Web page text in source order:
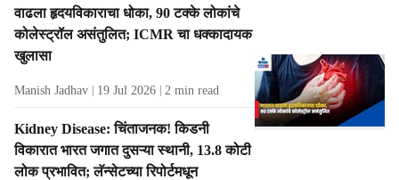
a
g
R
s
l
t
s
वाढला हृदयविकाराचा धोका, 90 टक्के लोकांचे
कोलेस्ट्रॉल असंतुलित; ICMR चा धक्कादायक
खुलासा
Manish Jadhav 19 Jul 2026 2 min read
Kidney Disease: चिंताजनक! किडनी
विकारात भारत जगात दुसऱ्या स्थानी, 13.8 कोटी
लोक प्रभावित; लॅन्सेटच्या रिपोर्टमधून